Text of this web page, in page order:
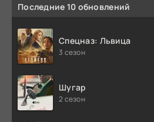
Последние 10 обновлений
Спецназ: Львица
3 сезон
Шугар
2 сезон